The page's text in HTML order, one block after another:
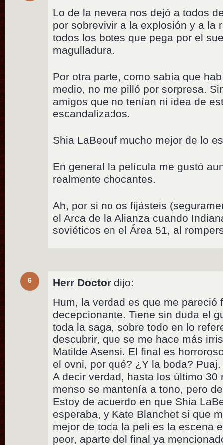
Lo de la nevera nos dejó a todos
por sobrevivir a la explosión y a la
todos los botes que pega por el
magulladura.
Por otra parte, como sabía que
medio, no me pilló por sorpresa.
amigos que no tenían ni idea de
escandalizados.
Shia LaBeouf mucho mejor de lo
En general la película me gustó
realmente chocantes.
Ah, por si no os fijásteis
el Arca de la Alianza cuando
soviéticos en el Área 51, al
6 Herr Doctor dijo:
Hum, la verdad es que me pareció
decepcionante. Tiene sin duda el
toda la saga, sobre todo en lo
descubrir, que se me hace más
Matilde Asensi. El final es
el ovni, por qué? ¿Y la boda? Puaj.
A decir verdad, hasta los último 30
menso se mantenía a tono, pero
Estoy de acuerdo en que Shia
esperaba, y Kate Blanchet si que
mejor de toda la peli es la escena
peor, aparte del final ya